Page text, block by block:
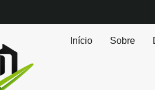
Início Sobre